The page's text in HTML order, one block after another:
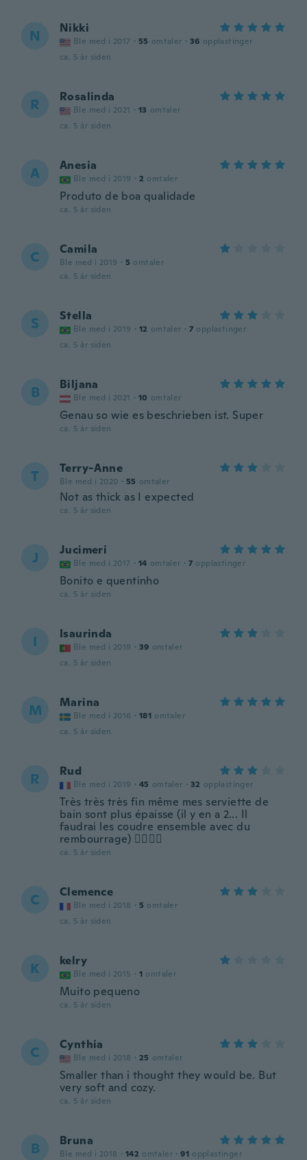
N Nikki
Ble med i 2017 · 55 omtaler · 36 opplastinger
ca. 5 år siden
R Rosalinda
Ble med i 2021 · 13 omtaler
ca. 5 år siden
A Anesia
Ble med i 2019 · 2 omtaler
Produto de boa qualidade
ca. 5 år siden
C Camila
Ble med i 2019 · 5 omtaler
ca. 5 år siden
S Stella
Ble med i 2019 · 12 omtaler · 7 opplastinger
ca. 5 år siden
B Biljana
Ble med i 2021 · 10 omtaler
Genau so wie es beschrieben ist. Super
ca. 5 år siden
T Terry-Anne
Ble med i 2020 · 55 omtaler
Not as thick as I expected
ca. 5 år siden
J Jucimeri
Ble med i 2017 · 14 omtaler · 7 opplastinger
Bonito e quentinho
ca. 5 år siden
I Isaurinda
Ble med i 2019 · 39 omtaler
ca. 5 år siden
M Marina
Ble med i 2016 · 181 omtaler
ca. 5 år siden
R Rud
Ble med i 2019 · 45 omtaler · 32 opplastinger
Très très très fin même mes serviette de
bain sont plus épaisse (il y en a 2... Il
faudrai les coudre ensemble avec du
rembourrage) 👌🏻👌🏻
ca. 5 år siden
C Clemence
Ble med i 2018 · 5 omtaler
ca. 5 år siden
K kelry
Ble med i 2015 · 1 omtaler
Muito pequeno
ca. 5 år siden
C Cynthia
Ble med i 2018 · 25 omtaler
Smaller than i thought they would be. But
very soft and cozy.
ca. 5 år siden
B Bruna
Ble med i 2018 · 142 omtaler · 91 opplastinger